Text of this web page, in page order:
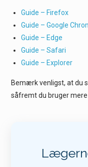
Guide – Firefox
Guide – Google
Guide – Edge
Guide – Safari
Guide – Explorer
Bemærk venligst, at du
såfremt du bruger mere